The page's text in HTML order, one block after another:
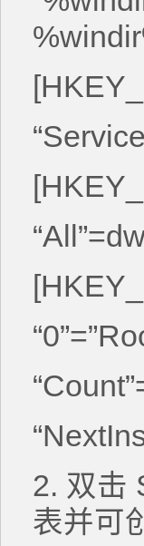
2. 双击
表并可